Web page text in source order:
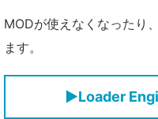
MODが使えなくなったり
ます。
▶Loader